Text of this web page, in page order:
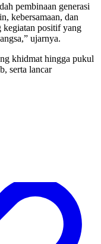
pembinaan generasi
kebersamaan, dan
kegiatan positif yang
ujarnya.
khidmat hingga pukul
serta lancar